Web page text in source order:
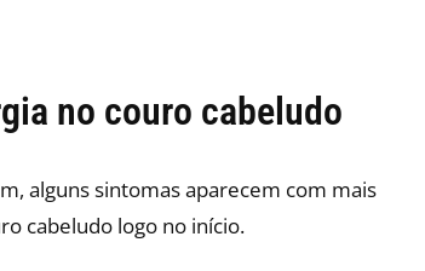
no couro cabeludo
alguns sintomas aparecem com mais
cabeludo logo no início.